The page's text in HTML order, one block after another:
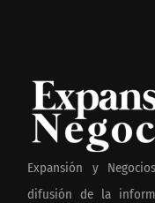
Expansión y
difusión de la